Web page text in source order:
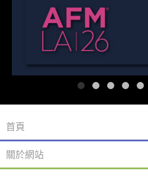
首頁
關於網站